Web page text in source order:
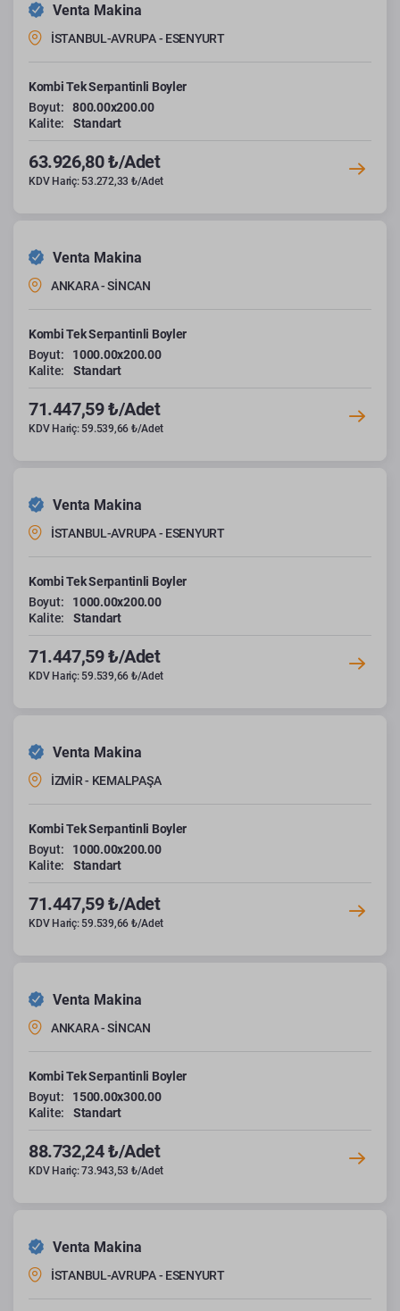
Venta Makina
İSTANBUL-AVRUPA - ESENYURT
Kombi Tek Serpantinli Boyler
Boyut:
800.00x200.00
Kalite:
Standart
63.926,80 ₺/Adet
KDV Hariç: 53.272,33 ₺/Adet
Venta Makina
ANKARA - SİNCAN
Kombi Tek Serpantinli Boyler
Boyut:
1000.00x200.00
Kalite:
Standart
71.447,59 ₺/Adet
KDV Hariç: 59.539,66 ₺/Adet
Venta Makina
İSTANBUL-AVRUPA - ESENYURT
Kombi Tek Serpantinli Boyler
Boyut:
1000.00x200.00
Kalite:
Standart
71.447,59 ₺/Adet
KDV Hariç: 59.539,66 ₺/Adet
Venta Makina
İZMİR - KEMALPAŞA
Kombi Tek Serpantinli Boyler
Boyut:
1000.00x200.00
Kalite:
Standart
71.447,59 ₺/Adet
KDV Hariç: 59.539,66 ₺/Adet
Venta Makina
ANKARA - SİNCAN
Kombi Tek Serpantinli Boyler
Boyut:
1500.00x300.00
Kalite:
Standart
88.732,24 ₺/Adet
KDV Hariç: 73.943,53 ₺/Adet
Venta Makina
İSTANBUL-AVRUPA - ESENYURT